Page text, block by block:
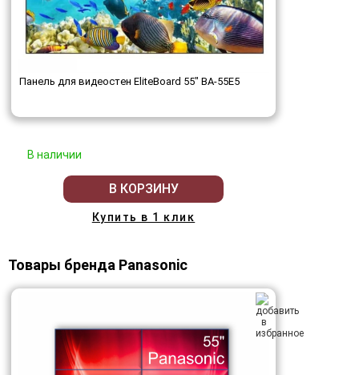
Панель для видеостен EliteBoard 55" BA-55E5
В наличии
В КОРЗИНУ
Купить в 1 клик
Товары бренда Panasonic